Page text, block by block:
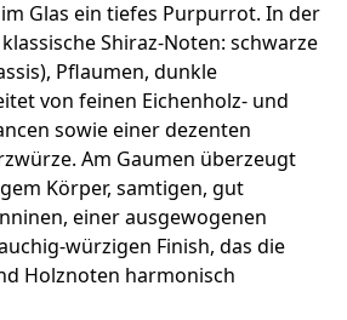
Glas ein tiefes Purpurrot. In der
Shiraz‑Noten: schwarze
Pflaumen, dunkle
von feinen Eichenholz‑ und
sowie einer dezenten
Am Gaumen überzeugt
Körper, samtigen, gut
einer ausgewogenen
Finish, das die
Holznoten harmonisch